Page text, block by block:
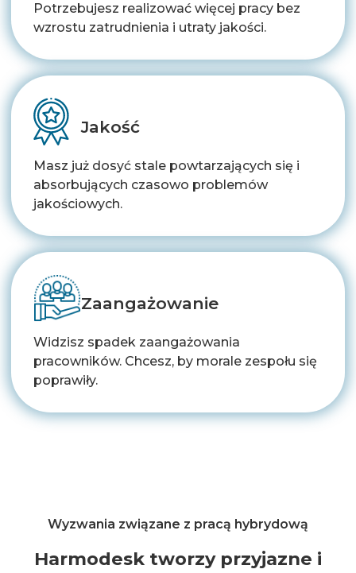
Potrzebujesz realizować więcej pracy bez
wzrostu zatrudnienia i utraty jakości.
Jakość
Masz już dosyć stale powtarzających się i
absorbujących czasowo problemów
jakościowych.
Zaangażowanie
Widzisz spadek zaangażowania
pracowników. Chcesz, by morale zespołu się
poprawiły.
Wyzwania związane z pracą hybrydową
Harmodesk tworzy przyjazne i